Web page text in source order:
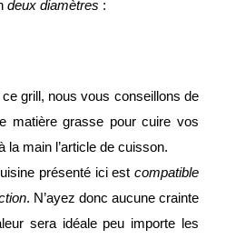
deux diamètres :
grill, nous vous conseillons de
matière grasse pour cuire vos
la main l’article de cuisson.
présenté ici est compatible
. N’ayez donc aucune crainte
sera idéale peu importe les